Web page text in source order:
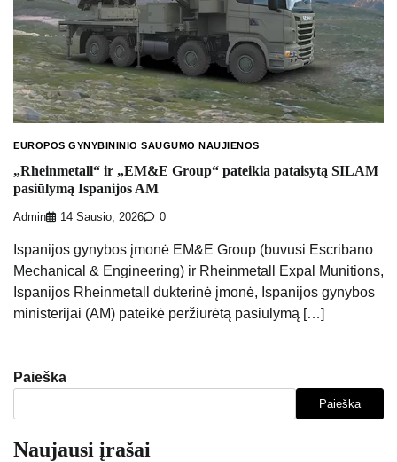
EUROPOS GYNYBININIO SAUGUMO NAUJIENOS
„Rheinmetall“ ir „EM&E Group“ pateikia pataisytą SILAM
pasiūlymą Ispanijos AM
Admin 14 Sausio, 2026 0
Ispanijos gynybos įmonė EM&E Group (buvusi Escribano
Mechanical & Engineering) ir Rheinmetall Expal Munitions,
Ispanijos Rheinmetall dukterinė įmonė, Ispanijos gynybos
ministerijai (AM) pateikė peržiūrėtą pasiūlymą […]
Paieška
Paieška
Naujausi įrašai